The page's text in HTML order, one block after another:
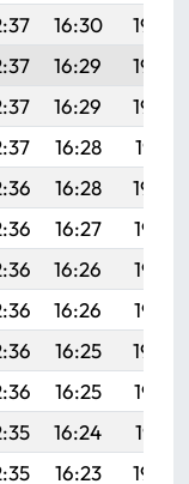
16:30
19:44
16:29
19:43
16:29
19:42
16:28
19:41
16:28
19:39
16:27
19:38
16:26
19:37
16:26
19:35
16:25
19:34
16:25
19:33
16:24
19:31
16:23
19:30